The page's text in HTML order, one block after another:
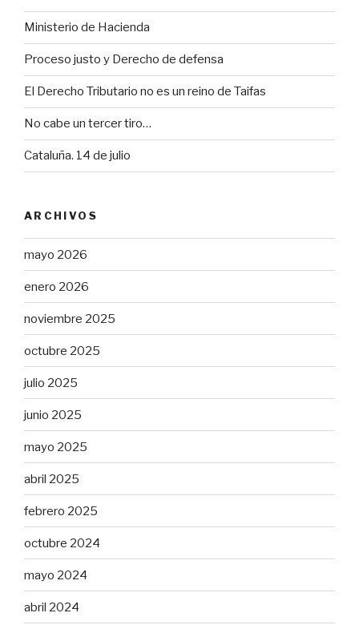
Ministerio de Hacienda
Proceso justo y Derecho de defensa
El Derecho Tributario no es un reino de Taifas
No cabe un tercer tiro…
Cataluña. 14 de julio
ARCHIVOS
mayo 2026
enero 2026
noviembre 2025
octubre 2025
julio 2025
junio 2025
mayo 2025
abril 2025
febrero 2025
octubre 2024
mayo 2024
abril 2024